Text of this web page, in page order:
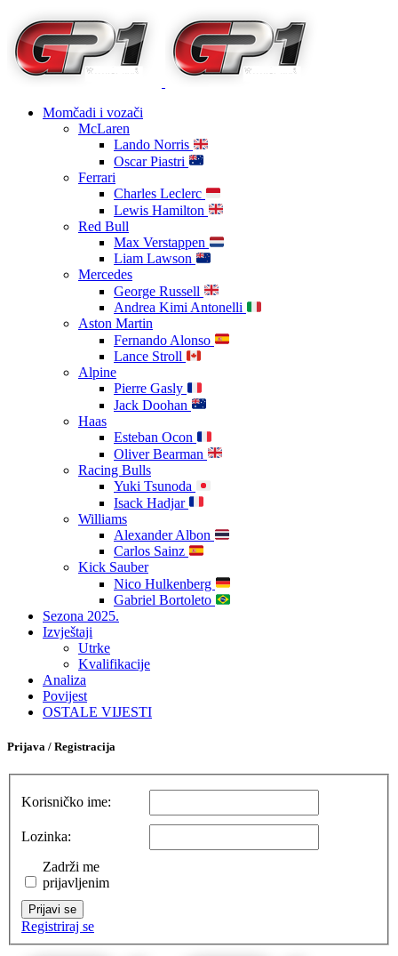
Momčadi i vozači
McLaren
Lando Norris
Oscar Piastri
Ferrari
Charles Leclerc
Lewis Hamilton
Red Bull
Max Verstappen
Liam Lawson
Mercedes
George Russell
Andrea Kimi Antonelli
Aston Martin
Fernando Alonso
Lance Stroll
Alpine
Pierre Gasly
Jack Doohan
Haas
Esteban Ocon
Oliver Bearman
Racing Bulls
Yuki Tsunoda
Isack Hadjar
Williams
Alexander Albon
Carlos Sainz
Kick Sauber
Nico Hulkenberg
Gabriel Bortoleto
Sezona 2025.
Izvještaji
Utrke
Kvalifikacije
Analiza
Povijest
OSTALE VIJESTI
Prijava / Registracija
Korisničko ime:
Lozinka:
Zadrži me
prijavljenim
Prijavi se
Registriraj se